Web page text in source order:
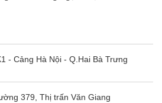
ngưng giúp việc lắp đặt hiệu
độc lập: Chức năng này đặc
- Cảng Hà Nội - Q.Hai Bà Trưng
379, Thị trấn Văn Giang